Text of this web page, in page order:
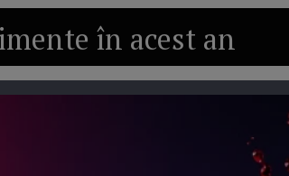
în acest an